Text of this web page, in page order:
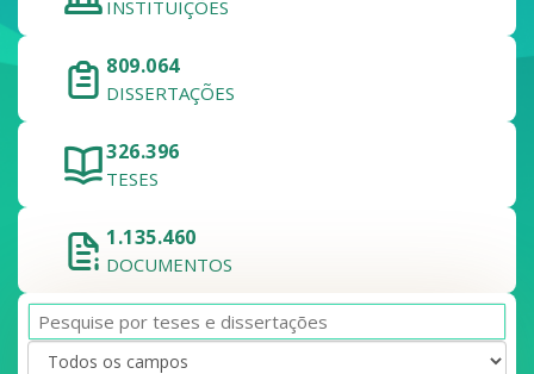
INSTITUIÇÕES
809.064
DISSERTAÇÕES
326.396
TESES
1.135.460
DOCUMENTOS